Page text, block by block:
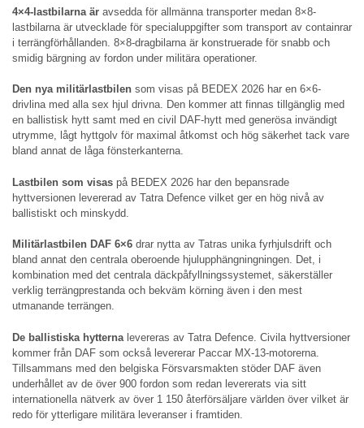
4×4-lastbilarna är avsedda för allmänna transporter medan 8×8-
lastbilarna är utvecklade för specialuppgifter som transport av containrar
i terrängförhållanden. 8×8-dragbilarna är konstruerade för snabb och
smidig bärgning av fordon under militära operationer.
Den nya militärlastbilen som visas på BEDEX 2026 har en 6×6-
drivlina med alla sex hjul drivna. Den kommer att finnas tillgänglig med
en ballistisk hytt samt med en civil DAF-hytt med generösa invändigt
utrymme, lågt hyttgolv för maximal åtkomst och hög säkerhet tack vare
bland annat de låga fönsterkanterna.
Lastbilen som visas på BEDEX 2026 har den bepansrade
hyttversionen levererad av Tatra Defence vilket ger en hög nivå av
ballistiskt och minskydd.
Militärlastbilen DAF 6×6 drar nytta av Tatras unika fyrhjulsdrift och
bland annat den centrala oberoende hjulupphängningningen. Det, i
kombination med det centrala däckpåfyllningssystemet, säkerställer
verklig terrängprestanda och bekväm körning även i den mest
utmanande terrängen.
De ballistiska hytterna levereras av Tatra Defence. Civila hyttversioner
kommer från DAF som också levererar Paccar MX-13-motorerna.
Tillsammans med den belgiska Försvarsmakten stöder DAF även
underhållet av de över 900 fordon som redan levererats via sitt
internationella nätverk av över 1 150 återförsäljare världen över vilket är
redo för ytterligare militära leveranser i framtiden.